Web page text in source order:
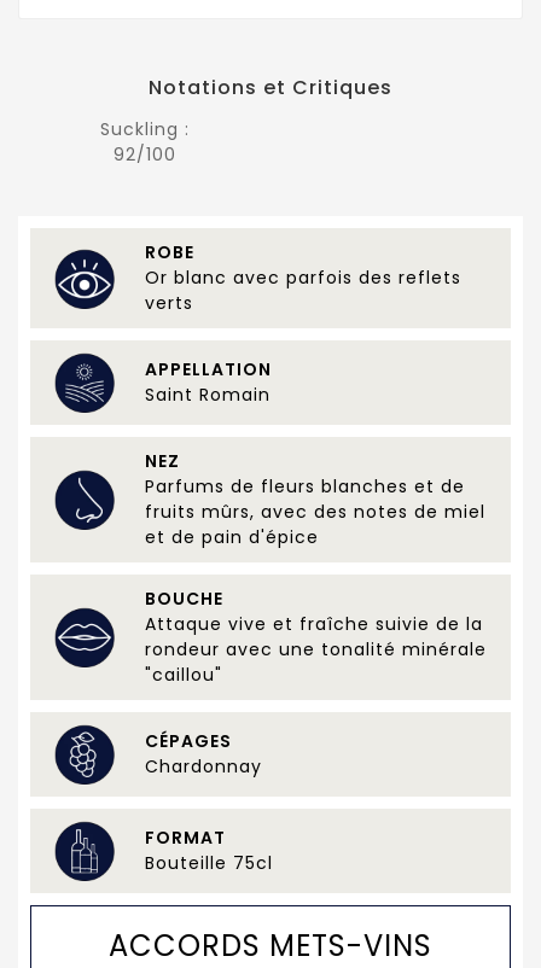
Notations et Critiques
Suckling :
92/100
ROBE
Or blanc avec parfois des reflets
verts
APPELLATION
Saint Romain
NEZ
Parfums de fleurs blanches et de
fruits mûrs, avec des notes de miel
et de pain d'épice
BOUCHE
Attaque vive et fraîche suivie de la
rondeur avec une tonalité minérale
"caillou"
CÉPAGES
Chardonnay
FORMAT
Bouteille 75cl
ACCORDS METS-VINS